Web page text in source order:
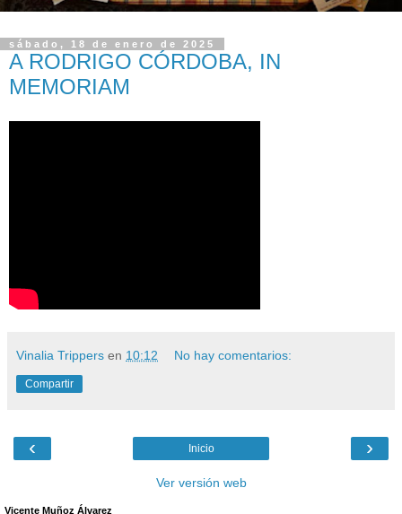
sábado, 18 de enero de 2025
A RODRIGO CÓRDOBA, IN
MEMORIAM
Vinalia Trippers en 10:12 No hay comentarios:
Compartir
‹ ›
Inicio
Ver versión web
Vicente Muñoz Álvarez